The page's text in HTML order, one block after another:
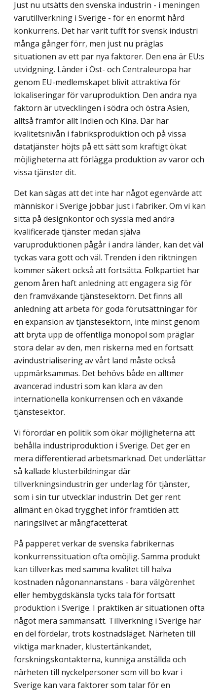
Just nu utsätts den svenska industrin - i meningen
varutillverkning i Sverige - för en enormt hård
konkurrens. Det har varit tufft för svensk industri
många gånger förr, men just nu präglas
situationen av ett par nya faktorer. Den ena är EU:s
utvidgning. Länder i Öst- och Centraleuropa har
genom EU-medlemskapet blivit attraktiva för
lokaliseringar för varuproduktion. Den andra nya
faktorn är utvecklingen i södra och östra Asien,
alltså framför allt Indien och Kina. Där har
kvalitetsnivån i fabriksproduktion och på vissa
datatjänster höjts på ett sätt som kraftigt ökat
möjligheterna att förlägga produktion av varor och
vissa tjänster dit.
Det kan sägas att det inte har något egenvärde att
människor i Sverige jobbar just i fabriker. Om vi kan
sitta på designkontor och syssla med andra
kvalificerade tjänster medan själva
varuproduktionen pågår i andra länder, kan det väl
tyckas vara gott och väl. Trenden i den riktningen
kommer säkert också att fortsätta. Folkpartiet har
genom åren haft anledning att engagera sig för
den framväxande tjänstesektorn. Det finns all
anledning att arbeta för goda förutsättningar för
en expansion av tjänstesektorn, inte minst genom
att bryta upp de offentliga monopol som präglar
stora delar av den, men riskerna med en fortsatt
avindustrialisering av vårt land måste också
uppmärksammas. Det behövs både en alltmer
avancerad industri som kan klara av den
internationella konkurrensen och en växande
tjänstesektor.
Vi förordar en politik som ökar möjligheterna att
behålla industriproduktion i Sverige. Det ger en
mera differentierad arbetsmarknad. Det underlättar
så kallade klusterbildningar där
tillverkningsindustrin ger underlag för tjänster,
som i sin tur utvecklar industrin. Det ger rent
allmänt en ökad trygghet inför framtiden att
näringslivet är mångfacetterat.
På papperet verkar de svenska fabrikernas
konkurrenssituation ofta omöjlig. Samma produkt
kan tillverkas med samma kvalitet till halva
kostnaden någonannanstans - bara välgörenhet
eller hembygdskänsla tycks tala för fortsatt
produktion i Sverige. I praktiken är situationen ofta
något mera sammansatt. Tillverkning i Sverige har
en del fördelar, trots kostnadsläget. Närheten till
viktiga marknader, klustertänkandet,
forskningskontakterna, kunniga anställda och
närheten till nyckelpersoner som vill bo kvar i
Sverige kan vara faktorer som talar för en